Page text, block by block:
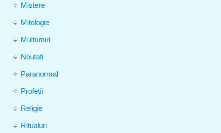
Mistere
Mitologie
Multumiri
Noutati
Paranormal
Profetii
Religie
Ritualuri